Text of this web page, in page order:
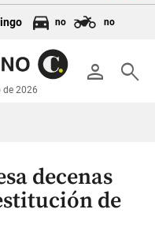
no no
person search
de 2026
decenas
de